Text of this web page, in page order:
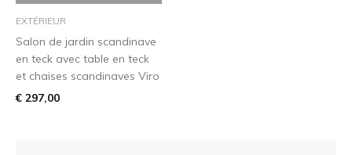
EXTÉRIEUR
Salon de jardin scandinave
en teck avec table en teck
et chaises scandinaves Viro
€ 297,00